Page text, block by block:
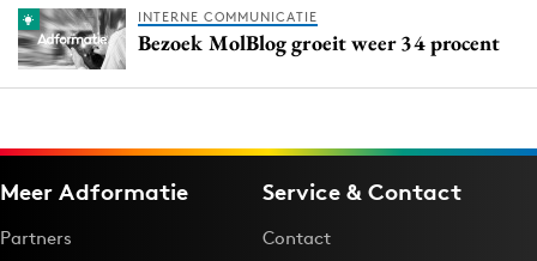
INTERNE COMMUNICATIE
Bezoek MolBlog groeit weer 34 procent
Meer Adformatie
Partners
Service & Contact
Contact